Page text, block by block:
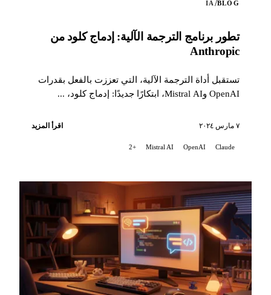
BLOG
/
IA
تطور برنامج الترجمة الآلية: إدماج كلود من
Anthropic
تستقبل أداة الترجمة الآلية، التي تعززت بالفعل بقدرات
OpenAI وMistral AI، ابتكارًا جديدًا: إدماج كلود، ...
٧ مارس ٢٠٢٤ اقرأ المزيد
Claude
OpenAI
Mistral AI
+2